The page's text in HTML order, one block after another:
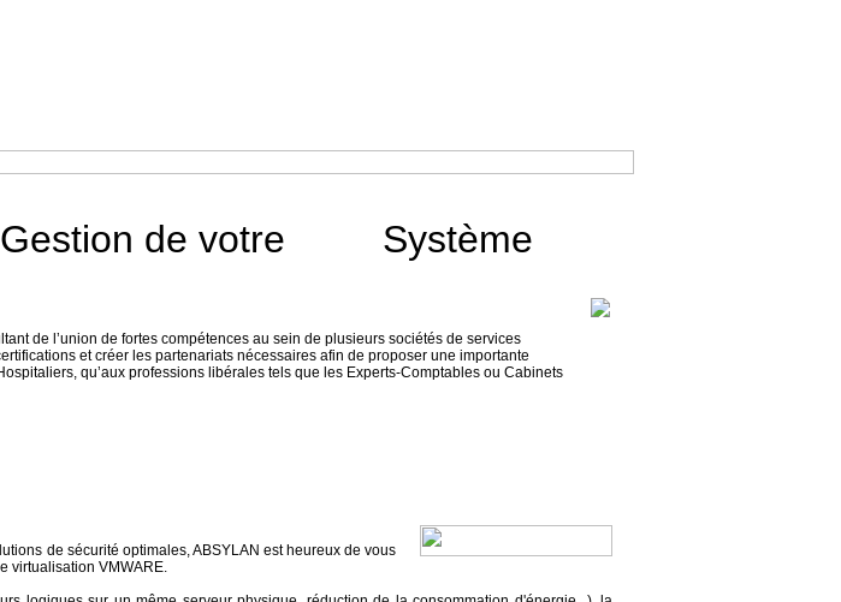
Gestion de votre Système
de l’union de fortes compétences au sein de plusieurs sociétés de services
et créer les partenariats nécessaires afin de proposer une importante
qu’aux professions libérales tels que les Experts-Comptables ou Cabinets
de sécurité optimales, ABSYLAN est heureux de vous
virtualisation VMWARE.